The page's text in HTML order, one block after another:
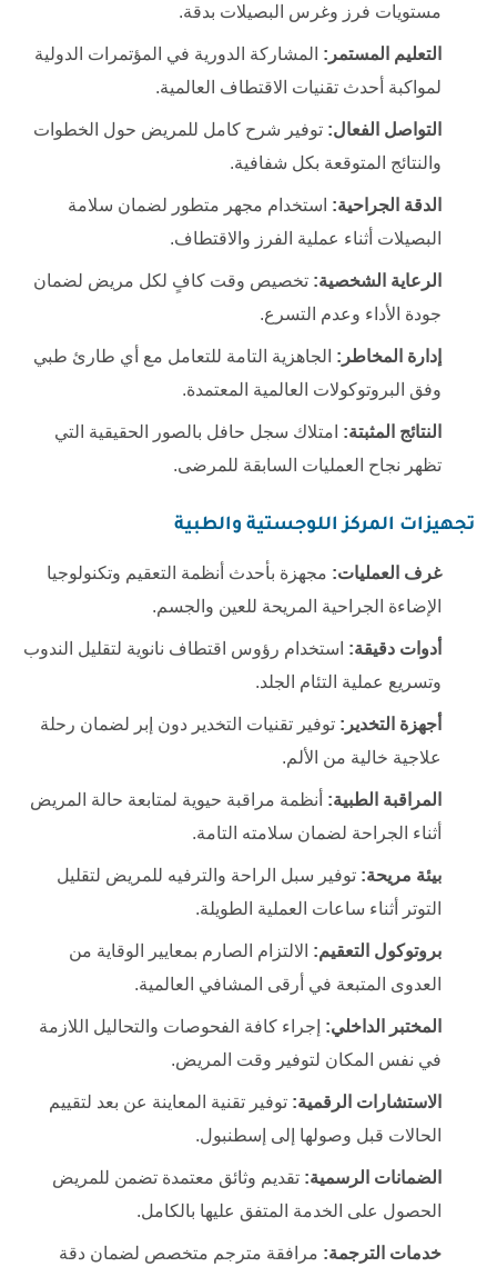
مستويات فرز وغرس البصيلات بدقة.
التعليم المستمر: المشاركة الدورية في المؤتمرات الدولية
لمواكبة أحدث تقنيات الاقتطاف العالمية.
التواصل الفعال: توفير شرح كامل للمريض حول الخطوات
والنتائج المتوقعة بكل شفافية.
الدقة الجراحية: استخدام مجهر متطور لضمان سلامة
البصيلات أثناء عملية الفرز والاقتطاف.
الرعاية الشخصية: تخصيص وقت كافٍ لكل مريض لضمان
جودة الأداء وعدم التسرع.
إدارة المخاطر: الجاهزية التامة للتعامل مع أي طارئ طبي
وفق البروتوكولات العالمية المعتمدة.
النتائج المثبتة: امتلاك سجل حافل بالصور الحقيقية التي
تظهر نجاح العمليات السابقة للمرضى.
تجهيزات المركز اللوجستية والطبية
غرف العمليات: مجهزة بأحدث أنظمة التعقيم وتكنولوجيا
الإضاءة الجراحية المريحة للعين والجسم.
أدوات دقيقة: استخدام رؤوس اقتطاف نانوية لتقليل الندوب
وتسريع عملية التئام الجلد.
أجهزة التخدير: توفير تقنيات التخدير دون إبر لضمان رحلة
علاجية خالية من الألم.
المراقبة الطبية: أنظمة مراقبة حيوية لمتابعة حالة المريض
أثناء الجراحة لضمان سلامته التامة.
بيئة مريحة: توفير سبل الراحة والترفيه للمريض لتقليل
التوتر أثناء ساعات العملية الطويلة.
بروتوكول التعقيم: الالتزام الصارم بمعايير الوقاية من
العدوى المتبعة في أرقى المشافي العالمية.
المختبر الداخلي: إجراء كافة الفحوصات والتحاليل اللازمة
في نفس المكان لتوفير وقت المريض.
الاستشارات الرقمية: توفير تقنية المعاينة عن بعد لتقييم
الحالات قبل وصولها إلى إسطنبول.
الضمانات الرسمية: تقديم وثائق معتمدة تضمن للمريض
الحصول على الخدمة المتفق عليها بالكامل.
خدمات الترجمة: مرافقة مترجم متخصص لضمان دقة